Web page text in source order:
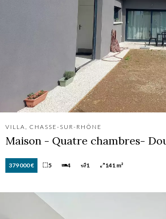
VILLA, CHASSE-SUR-RHÔNE
Maison - Quatre chambres-
379 000 € 5 4 1 141 m²